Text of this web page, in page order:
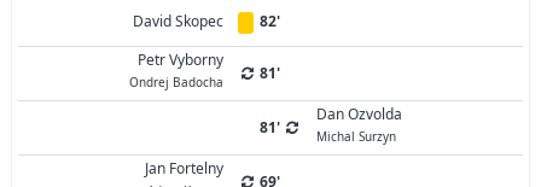
David Skopec
82'
Petr Vyborny
Ondrej Badocha 81'
81'
Dan Ozvolda
Michal Surzyn
Jan Fortelny
69'